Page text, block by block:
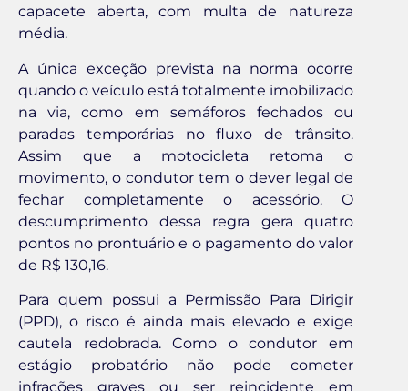
capacete aberta, com multa de natureza
média.
A única exceção prevista na norma ocorre
quando o veículo está totalmente imobilizado
na via, como em semáforos fechados ou
paradas temporárias no fluxo de trânsito.
Assim que a motocicleta retoma o
movimento, o condutor tem o dever legal de
fechar completamente o acessório. O
descumprimento dessa regra gera quatro
pontos no prontuário e o pagamento do valor
de R$ 130,16.
Para quem possui a Permissão Para Dirigir
(PPD), o risco é ainda mais elevado e exige
cautela redobrada. Como o condutor em
estágio probatório não pode cometer
infrações graves ou ser reincidente em